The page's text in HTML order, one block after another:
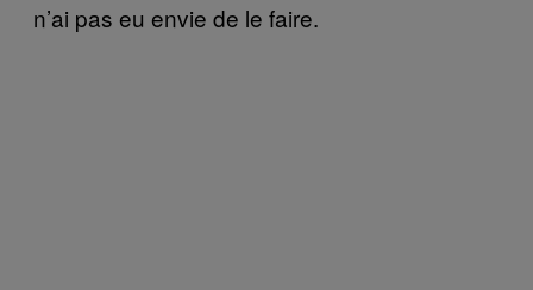
n’ai pas eu envie de le faire.